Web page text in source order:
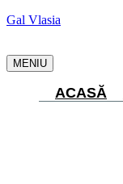
Gal Vlasia
MENIU
ACASĂ